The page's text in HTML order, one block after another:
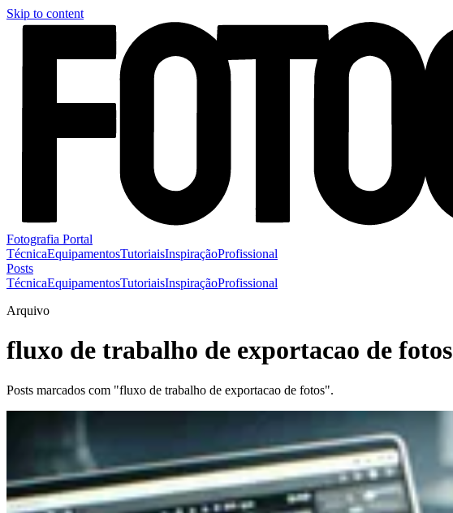
Skip to content
Fotografia Portal
TécnicaEquipamentosTutoriaisInspiraçãoProfissional
Posts
TécnicaEquipamentosTutoriaisInspiraçãoProfissional
Arquivo
fluxo de trabalho de exportacao de fotos
Posts marcados com "fluxo de trabalho de exportacao de fotos".